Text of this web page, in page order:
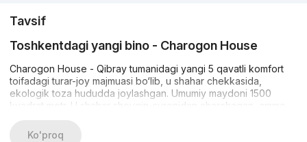
Tavsif
Toshkentdagi yangi bino - Charogon House
Charogon House - Qibray tumanidagi yangi 5 qavatli komfort
toifadagi turar-joy majmuasi bo‘lib, u shahar chekkasida,
ekologik toza hududda joylashgan. Umumiy maydoni 1500
kvadrat metr. U shahar shovqin-suronidan charchagan, ammo
izlayotganlar uchun yaratilgan.
Ko'proq